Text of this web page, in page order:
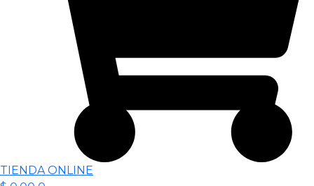
TIENDA ONLINE